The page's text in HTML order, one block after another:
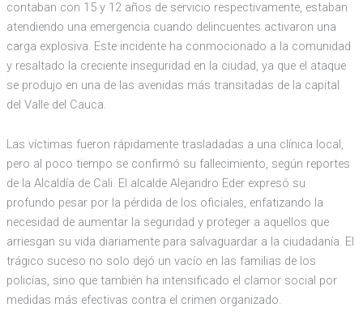
contaban con 15 y 12 años de servicio respectivamente, estaban
atendiendo una emergencia cuando delincuentes activaron una
carga explosiva. Este incidente ha conmocionado a la comunidad
y resaltado la creciente inseguridad en la ciudad, ya que el ataque
se produjo en una de las avenidas más transitadas de la capital
del Valle del Cauca.
Las víctimas fueron rápidamente trasladadas a una clínica local,
pero al poco tiempo se confirmó su fallecimiento, según reportes
de la Alcaldía de Cali. El alcalde Alejandro Eder expresó su
profundo pesar por la pérdida de los oficiales, enfatizando la
necesidad de aumentar la seguridad y proteger a aquellos que
arriesgan su vida diariamente para salvaguardar a la ciudadanía. El
trágico suceso no solo dejó un vacío en las familias de los
policías, sino que también ha intensificado el clamor social por
medidas más efectivas contra el crimen organizado.